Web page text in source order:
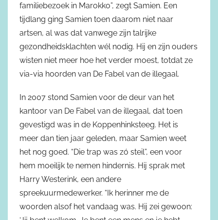
familiebezoek in Marokko”, zegt Samien. Een
tijdlang ging Samien toen daarom niet naar
artsen, al was dat vanwege zijn talrijke
gezondheidsklachten wél nodig. Hij en zijn ouders
wisten niet meer hoe het verder moest, totdat ze
via-via hoorden van De Fabel van de illegaal.
In 2007 stond Samien voor de deur van het
kantoor van De Fabel van de illegaal, dat toen
gevestigd was in de Koppenhinksteeg. Het is
meer dan tien jaar geleden, maar Samien weet
het nog goed. “Die trap was zó steil”, een voor
hem moeilijk te nemen hindernis. Hij sprak met
Harry Westerink, een andere
spreekuurmedewerker. “Ik herinner me de
woorden alsof het vandaag was. Hij zei gewoon: